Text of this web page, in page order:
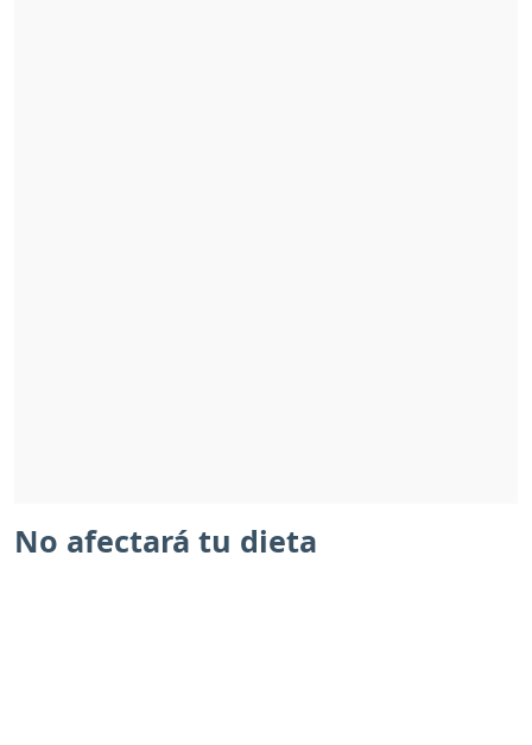
No afectará tu dieta